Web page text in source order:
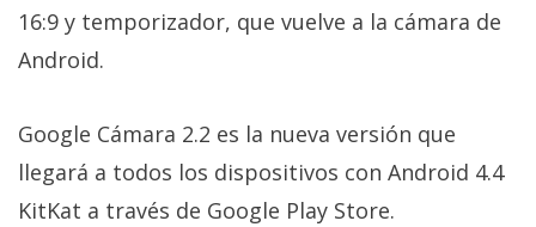
+
temas
Sorteos
16:9 y temporizador, que vuelve a la cámara de
Android.
Google Cámara 2.2 es la nueva versión que
llegará a todos los dispositivos con Android 4.4
KitKat a través de Google Play Store.